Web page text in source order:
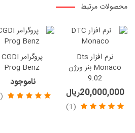
محصولات مرتبط
نرم افزار Dts
Monaco بنز ورژن
9.02
20,000,000ریال
(1)
پروگرامر CGDI
Prog Benz
ناموجود
(1)